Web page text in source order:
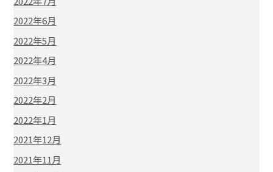
2022年6月
2022年5月
2022年4月
2022年3月
2022年2月
2022年1月
2021年12月
2021年11月